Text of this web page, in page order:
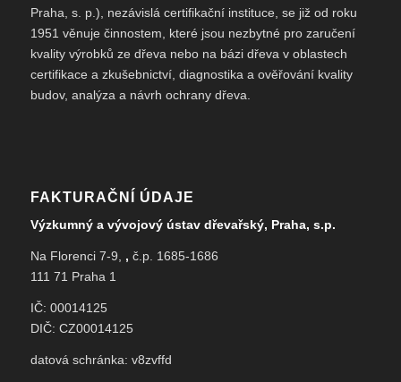
Praha, s. p.), nezávislá certifikační instituce, se již od roku
1951 věnuje činnostem, které jsou nezbytné pro zaručení
kvality výrobků ze dřeva nebo na bázi dřeva v oblastech
certifikace a zkušebnictví, diagnostika a ověřování kvality
budov, analýza a návrh ochrany dřeva.
FAKTURAČNÍ ÚDAJE
Výzkumný a vývojový ústav dřevařský, Praha, s.p.
Na Florenci 7-9, , č.p. 1685-1686
111 71 Praha 1
IČ: 00014125
DIČ: CZ00014125
datová schránka: v8zvffd